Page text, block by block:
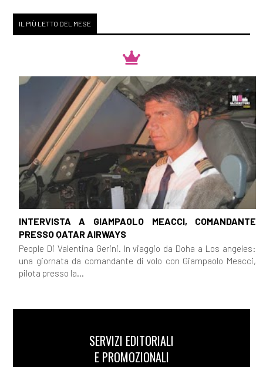
IL PIÙ LETTO DEL MESE
INTERVISTA A GIAMPAOLO MEACCI, COMANDANTE
PRESSO QATAR AIRWAYS
People Di Valentina Gerini. In viaggio da Doha a Los angeles:
una giornata da comandante di volo con Giampaolo Meacci,
pilota presso la...
SERVIZI EDITORIALI
E PROMOZIONALI